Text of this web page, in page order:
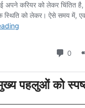
पहलुओं को